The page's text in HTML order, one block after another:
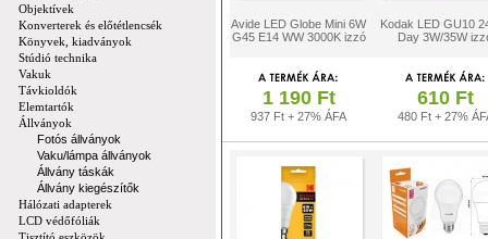
Objektívek
Konverterek és előtétlencsék
Könyvek, kiadványok
Stúdió technika
Vakuk
Távkioldók
Elemtartók
Állványok
Fotós állványok
Vaku/lámpa állványok
Állvány táskák
Állvány kiegészítők
Hálózati adapterek
LCD védőfóliák
Avide LED Globe Mini 6W
G45 E14 WW 3000K izzó
Kodak LED GU10
Day 3W/35W
1 190 Ft
937 Ft + 27% ÁFA
610 Ft
480 Ft + 27%